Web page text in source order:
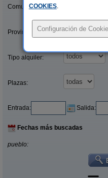
Comunidades:
Provincias/Islas:
Tipo alquiler:
Plazas:
Entrada: Salida:
Fechas más buscadas
pueblo:
COOKIES.